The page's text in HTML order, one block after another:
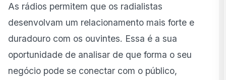
As rádios permitem que os radialistas
desenvolvam um relacionamento mais forte e
duradouro com os ouvintes. Essa é a sua
oportunidade de analisar de que forma o seu
negócio pode se conectar com o público,